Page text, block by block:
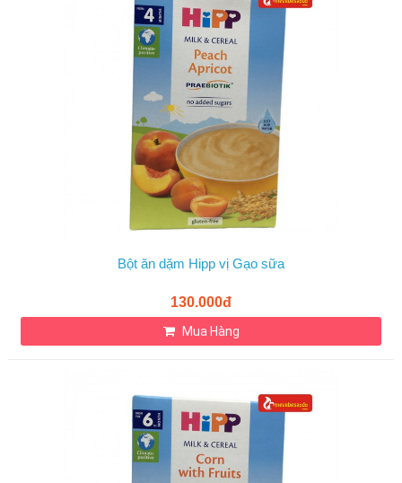
Bột ăn dặm Hipp vị Gạo sữa
130.000đ
Mua Hàng